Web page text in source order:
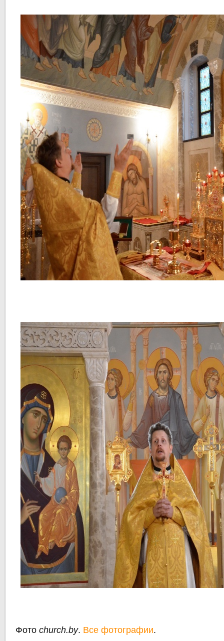
Фотоchurch.by. Все фотографии.